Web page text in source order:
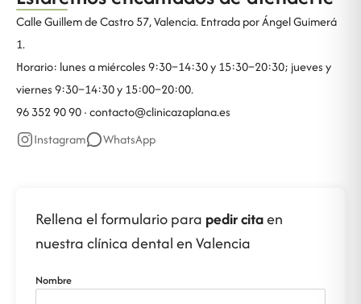
Calle Guillem de Castro 57, Valencia. Entrada por Ángel Guimerá
1.
Horario: lunes a miércoles 9:30–14:30 y 15:30–20:30; jueves y
viernes 9:30–14:30 y 15:00–20:00.
96 352 90 90 ·contacto@clinicazaplana.es
Instagram
WhatsApp
Rellena el formulario para pedir citaen
nuestra clínica dental en Valencia
Nombre